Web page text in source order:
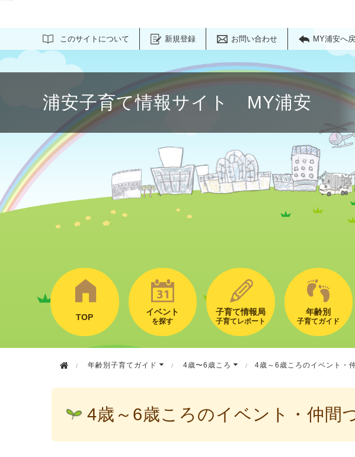
このサイトについて 新規登録 お問い合わせ MY浦安へ
浦安子育て情報サイト MY浦安
TOP
イベント
を探す
子育て情報局
子育てレポート
年齢別
子育てガイド
年齢別子育てガイド 4歳〜6歳ころ 4歳～6歳ころのイベント・
4歳～6歳ころのイベント・仲間